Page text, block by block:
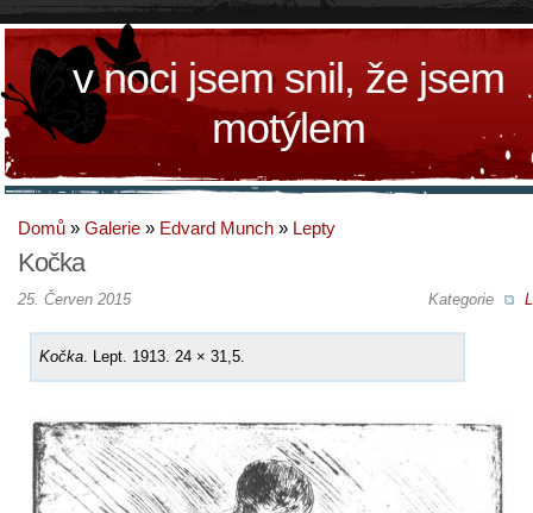
v noci jsem snil, že jsem
motýlem
Domů » Galerie » Edvard Munch » Lepty
Kočka
Kategorie
25. Červen 2015
Kočka . Lept. 1913. 24 × 31,5.